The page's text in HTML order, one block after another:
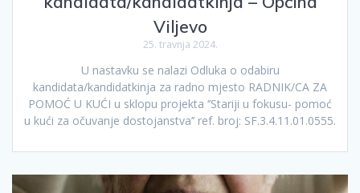
Viljevo
25. travnja 2024.
U nastavku se nalazi Odluka o odabiru
kandidata/kandidatkinja za radno mjesto RADNIK/CA ZA
POMOĆ U KUĆI u sklopu projekta ‘’Stariji u fokusu- pomoć
u kući za očuvanje dostojanstva’’ ref. broj: SF.3.4.11.01.0555.